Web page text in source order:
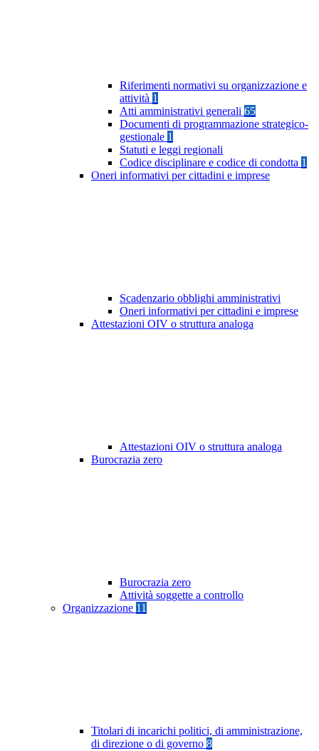
Riferimenti normativi su organizzazione e
attività 1
Atti amministrativi generali 65
Documenti di programmazione strategico-
gestionale 1
Statuti e leggi regionali
Codice disciplinare e codice di condotta 1
Oneri informativi per cittadini e imprese
Scadenzario obblighi amministrativi
Oneri informativi per cittadini e imprese
Attestazioni OIV o struttura analoga
Attestazioni OIV o struttura analoga
Burocrazia zero
Burocrazia zero
Attività soggette a controllo
Organizzazione 11
Titolari di incarichi politici, di amministrazione,
di direzione o di governo 8